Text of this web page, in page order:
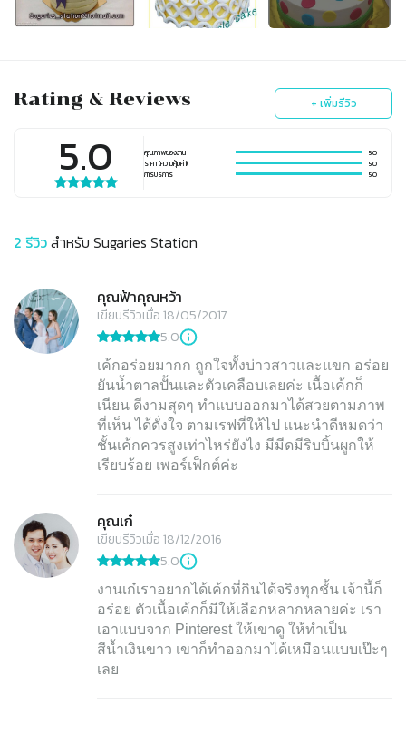
Rating & Reviews + เพิ่มรีวิว
5.0 คุณภาพของงาน
5.0
ราคา (ความคุ้มค่า)
5.0
การบริการ
5.0
2 รีวิวสำหรับ Sugaries Station
คุณฟ้าคุณหว้า
เขียนรีวิวเมื่อ 18/05/2017
5.0
เค้กอร่อยมากก ถูกใจทั้งบ่าวสาวและแขก อร่อย
ยันน้ำตาลปั้นและตัวเคลือบเลยค่ะ เนื้อเค้กก็
เนียน ดีงามสุดๆ ทำแบบออกมาได้สวยตามภาพ
ที่เห็น ได้ดั่งใจ ตามเรฟที่ให้ไป แนะนำดีหมดว่า
ชั้นเค้กควรสูงเท่าไหร่ยังไง มีมีดมีริบบิ้นผูกให้
เรียบร้อย เพอร์เฟ็กต์ค่ะ
คุณเก๋
เขียนรีวิวเมื่อ 18/12/2016
5.0
งานเก๋เราอยากได้เค้กที่กินได้จริงทุกชั้น เจ้านี้ก็
อร่อย ตัวเนื้อเค้กก็มีให้เลือกหลากหลายค่ะ เรา
เอาแบบจาก Pinterest ให้เขาดู ให้ทำเป็น
สีน้ำเงินขาว เขาก็ทำออกมาได้เหมือนแบบเป๊ะๆ
เลย